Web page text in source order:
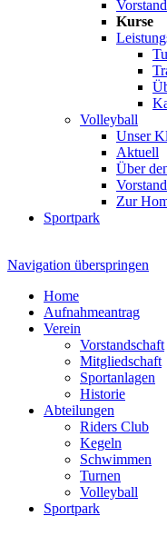
Kurse
Volleyball
Unser
Aktuell
Über
Zur
Sportpark
Navigation überspringen
Home
Aufnahmeantrag
Verein
Vorstandschaft
Mitgliedschaft
Sportanlagen
Historie
Abteilungen
Riders Club
Kegeln
Schwimmen
Turnen
Volleyball
Sportpark